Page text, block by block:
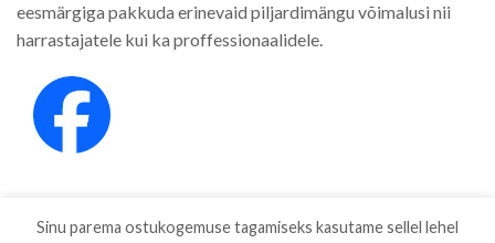
eesmärgiga pakkuda erinevaid piljardimängu võimalusi nii
harrastajatele kui ka proffessionaalidele.
Sinu parema ostukogemuse tagamiseks kasutame sellel lehel